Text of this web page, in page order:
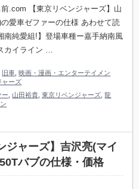
【東京リベンジャーズ】山
愛車ゼファーの仕様 あわせて読
南純愛組!】登場車種ー嘉手納南風
カイライン …
旧車 ,映画・漫画・エンターテイメン
ャーズ
ー 山田裕貴 ,東京リベンジャーズ ,龍
ジャーズ】吉沢亮(マイ
バブの仕様・価格